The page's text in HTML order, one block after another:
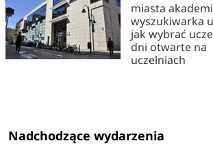
miasta
wyszukiwarka
jak wybrać
dni otwarte na
uczelniach
Nadchodzące wydarzenia